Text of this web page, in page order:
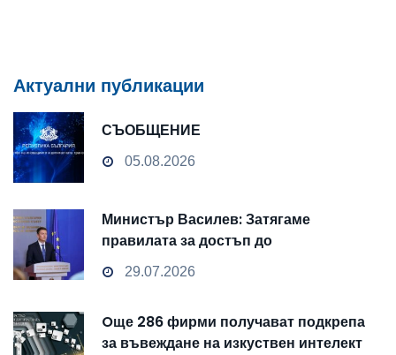
Актуални публикации
СЪОБЩЕНИЕ
05.08.2026
Министър Василев: Затягаме
правилата за достъп до
чувствителни данни
29.07.2026
Oще 286 фирми получават подкрепа
за въвеждане на изкуствен интелект